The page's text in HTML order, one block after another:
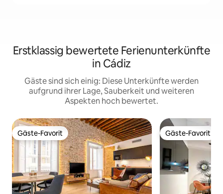
Erstklassig bewertete Ferienunterkünfte
in Cádiz
Gäste sind sich einig: Diese Unterkünfte werden
aufgrund ihrer Lage, Sauberkeit und weiteren
Aspekten hoch bewertet.
Gäste-Favorit
Gäste-Favorit Gäste-Favorit
Gäste-Favorit